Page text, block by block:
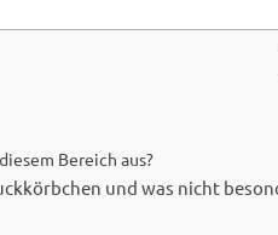
Bereich aus?
und was nicht